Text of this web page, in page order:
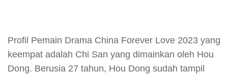
Profil Pemain Drama China Forever Love 2023 yang
keempat adalah Chi San yang dimainkan oleh Hou
Dong. Berusia 27 tahun, Hou Dong sudah tampil